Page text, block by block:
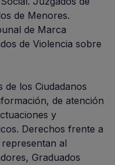
de Menores.
de Marca
de Violencia sobre
los Ciudadanos
de atención
y
Derechos frente a
al
Graduados